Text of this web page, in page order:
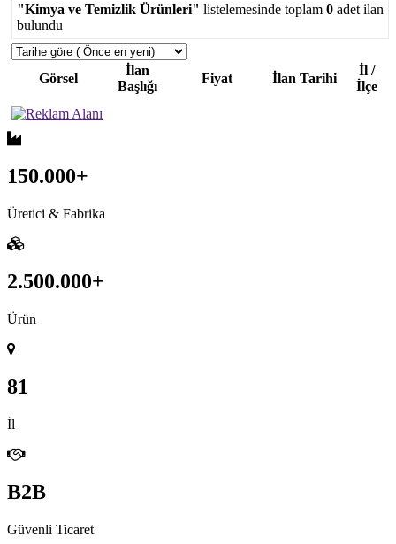
"Kimya ve Temizlik Ürünleri" listelemesinde toplam 0 adet ilan
bulundu
Görsel
İlan
Başlığı
Fiyat İlan Tarihi
İl /
İlçe
150.000+
Üretici & Fabrika
2.500.000+
Ürün
81
İl
B2B
Güvenli Ticaret